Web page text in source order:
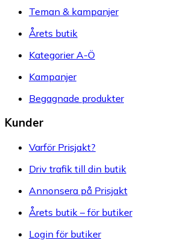
Teman & kampanjer
Årets butik
Kategorier A-Ö
Kampanjer
Begagnade produkter
Kunder
Varför Prisjakt?
Driv trafik till din butik
Annonsera på Prisjakt
Årets butik – för butiker
Login för butiker